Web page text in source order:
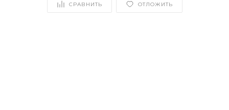
СРАВНИТЬ ОТЛОЖИТЬ